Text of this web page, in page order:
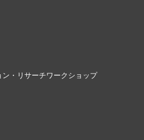
・リサーチワークショップ